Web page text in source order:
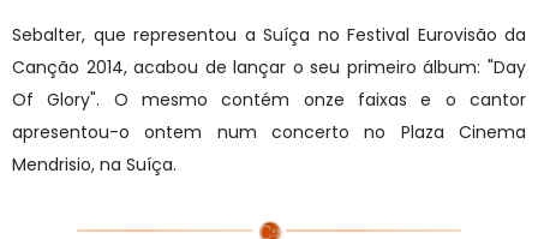
Sebalter, que representou a Suíça no Festival Eurovisão da
Canção 2014, acabou de lançar o seu primeiro álbum: "Day
Of Glory". O mesmo contém onze faixas e o cantor
apresentou-o ontem num concerto no Plaza Cinema
Mendrisio, na Suíça.